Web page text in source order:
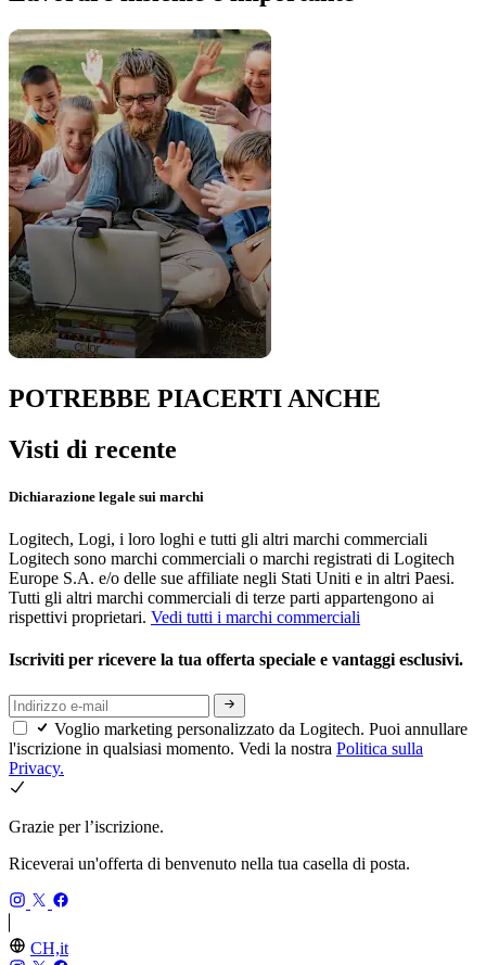
POTREBBE PIACERTI ANCHE
Visti di recente
Dichiarazione legale sui marchi
Logitech, Logi, i loro loghi e tutti gli altri marchi commerciali
Logitech sono marchi commerciali o marchi registrati di Logitech
Europe S.A. e/o delle sue affiliate negli Stati Uniti e in altri Paesi.
Tutti gli altri marchi commerciali di terze parti appartengono ai
rispettivi proprietari. Vedi tutti i marchi commerciali
Iscriviti per ricevere la tua offerta speciale e vantaggi esclusivi.
Voglio marketing personalizzato da Logitech. Puoi annullare
l'iscrizione in qualsiasi momento. Vedi la nostra Politica sulla
Privacy.
Grazie per l’iscrizione.
Riceverai un'offerta di benvenuto nella tua casella di posta.
CH,it